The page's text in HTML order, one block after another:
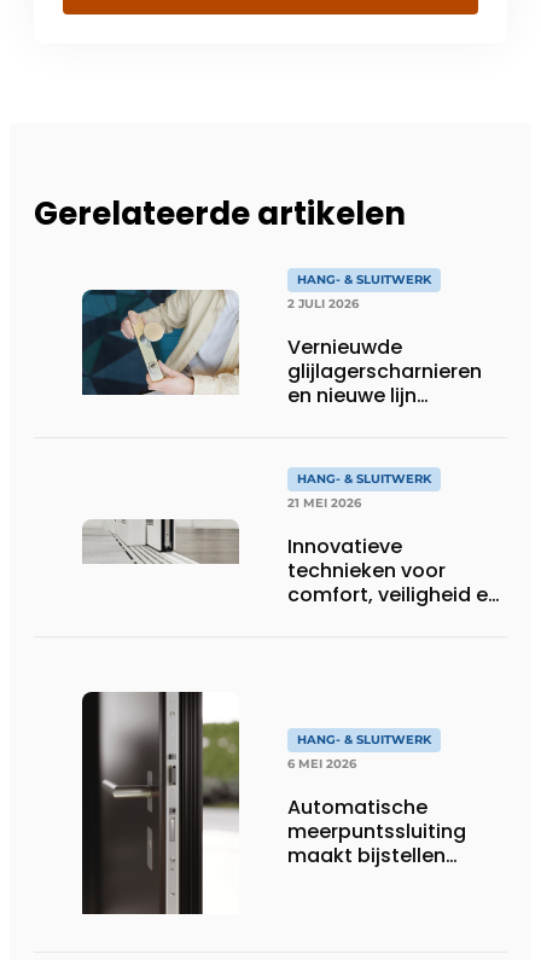
Gerelateerde artikelen
HANG- & SLUITWERK
2 JULI 2026
Vernieuwde
glijlagerscharnieren
en nieuwe lijn
HANG- & SLUITWERK
21 MEI 2026
Innovatieve
technieken voor
comfort, veiligheid en
HANG- & SLUITWERK
6 MEI 2026
Automatische
meerpuntssluiting
maakt bijstellen